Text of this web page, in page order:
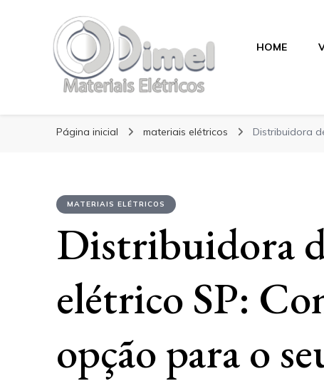
Blog Dimel
Blog Dimel
HOME
Página inicial materiais elétricos Distribuidora
MATERIAIS ELÉTRICOS
Distribuidora
elétrico SP:
opção para o